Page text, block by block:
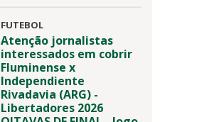
FUTEBOL
Atenção jornalistas
interessados em cobrir
Fluminense x
Independiente
Rivadavia (ARG) -
Libertadores 2026